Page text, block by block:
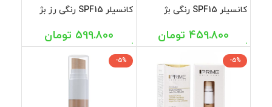
کانسیلر SPF15 رنگی بژ
459.800 تومان
کانسیلر SPF15 رنگی رز بژ
599.800 تومان
-5%
-5%